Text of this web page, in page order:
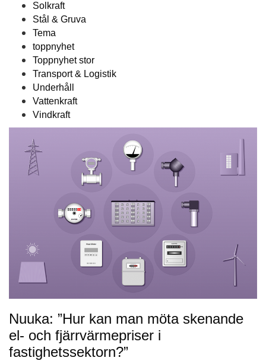
Solkraft
Stål & Gruva
Tema
toppnyhet
Toppnyhet stor
Transport & Logistik
Underhåll
Vattenkraft
Vindkraft
Nuuka: ”Hur kan man möta skenande
el- och fjärrvärmepriser i
fastighetssektorn?”